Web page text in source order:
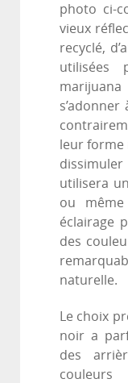
photo ci-
vieux
recyclé,
utilisées
leur forme
utilisera
ou
éclairage
des
naturelle.
Le choix
noir a
des